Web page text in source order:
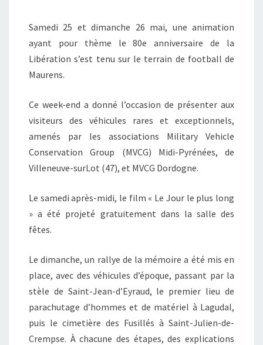
Samedi 25 et dimanche 26 mai, une animation
ayant pour thème le 80e anniversaire de la
Libération s’est tenu sur le terrain de football de
Maurens.
Ce week-end a donné l’occasion de présenter aux
visiteurs des véhicules rares et exceptionnels,
amenés par les associations Military Vehicle
Conservation Group (MVCG) Midi-Pyrénées, de
Villeneuve-surLot (47), et MVCG Dordogne.
Le samedi après-midi, le film « Le Jour le plus long
» a été projeté gratuitement dans la salle des
fêtes.
Le dimanche, un rallye de la mémoire a été mis en
place, avec des véhicules d’époque, passant par la
stèle de Saint-Jean-d’Eyraud, le premier lieu de
parachutage d’hommes et de matériel à Lagudal,
puis le cimetière des Fusillés à Saint-Julien-de-
Crempse. À chacune des étapes, des explications